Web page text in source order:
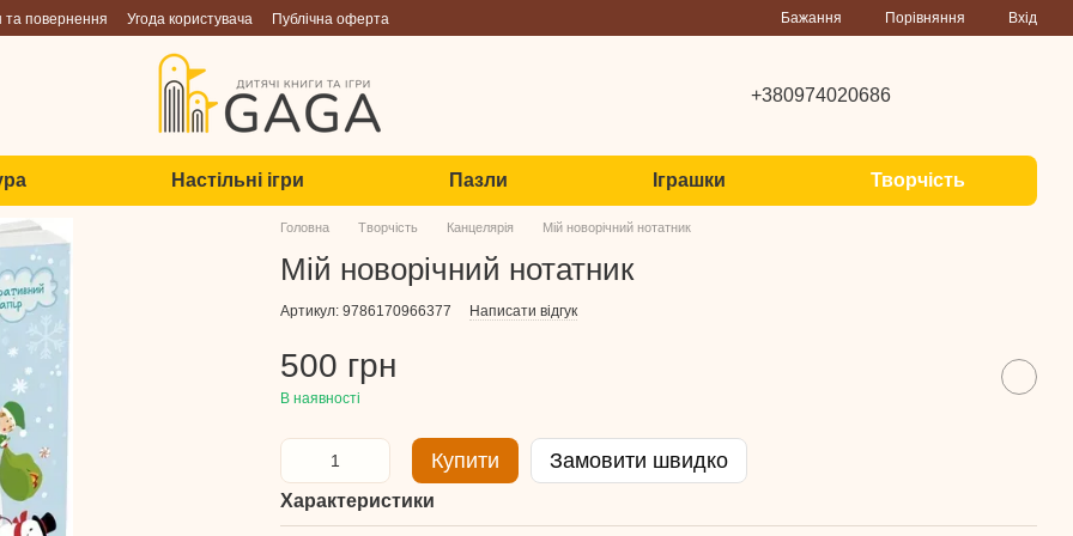
та повернення Угода користувача Публічна оферта Бажання Порівняння Вхід
+380974020686
Настільні ігри Пазли Іграшки Творчість
Головна Творчість Канцелярія Мій новорічний нотатник
Мій новорічний нотатник
Артикул: 9786170966377 Написати відгук
500 грн
В наявності
Купити Замовити швидко
Характеристики